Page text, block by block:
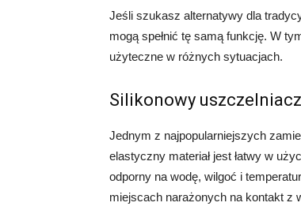
Jeśli szukasz alternatywy dla
mogą spełnić tę samą funkcję. W
użyteczne w różnych sytuacjach.
Silikonowy uszczelniacz
Jednym z najpopularniejszych
elastyczny materiał jest łatwy w
odporny na wodę, wilgoć i
miejscach narażonych na kontakt z